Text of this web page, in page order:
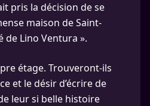
pris la décision de se
maison de Saint-
de Lino Ventura ».
étage. Trouveront-ils
et le désir d’écrire de
leur si belle histoire